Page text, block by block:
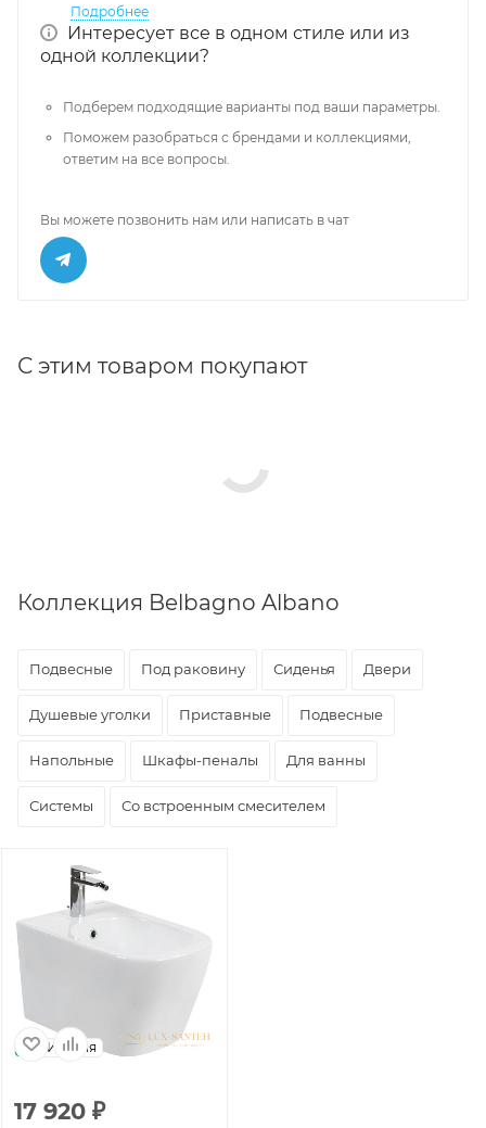
Подробнее
Интересует все в одном стиле или из
одной коллекции?
Подберем подходящие варианты под ваши параметры.
Поможем разобраться с брендами и коллекциями,
ответим на все вопросы.
Вы можете позвонить нам или написать в чат
С этим товаром покупают
Коллекция Belbagno Albano
Подвесные Под раковину Сиденья Двери
Душевые уголки Приставные Подвесные
Напольные Шкафы-пеналы Для ванны
Системы Со встроенным смесителем
Италия
17 920 ₽